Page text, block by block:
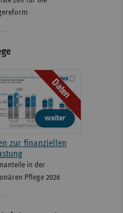
Daten
weiter
zur finanziellen
in der
Pflege 2026